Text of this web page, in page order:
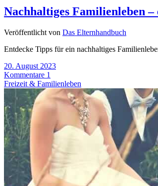
Nachhaltiges Familienleben
Veröffentlicht von Das Elternhandbuch
Entdecke Tipps für ein nachhaltiges
20. August 2023
Kommentare 1
Freizeit & Familienleben